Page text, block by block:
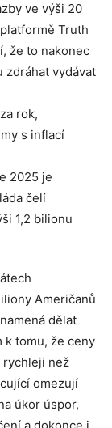
ve výši 20
Truth
že to nakonec
zdráhat vydávat
rok,
s inflací
2025 je
čelí
1,2 bilionu
Američanů
dělat
k tomu, že ceny
rychleji než
omezují
úkor úspor,